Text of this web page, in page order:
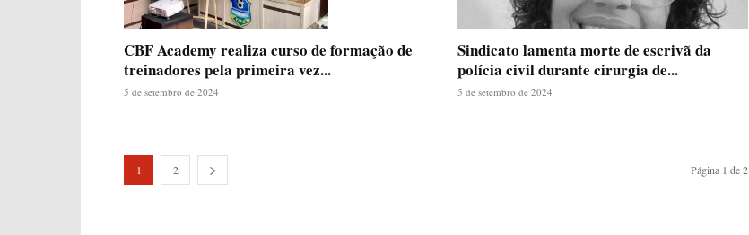
CBF Academy realiza curso de formação de
treinadores pela primeira vez...
5 de setembro de 2024
Sindicato lamenta morte de escrivã da
polícia civil durante cirurgia de...
5 de setembro de 2024
1 2 Página 1 de 2